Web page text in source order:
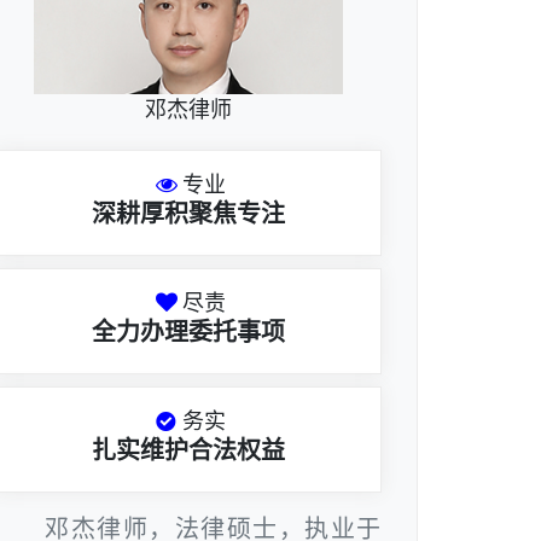
邓杰律师
专业
深耕厚积聚焦专注
尽责
全力办理委托事项
务实
扎实维护合法权益
邓杰律师，法律硕士，执业于